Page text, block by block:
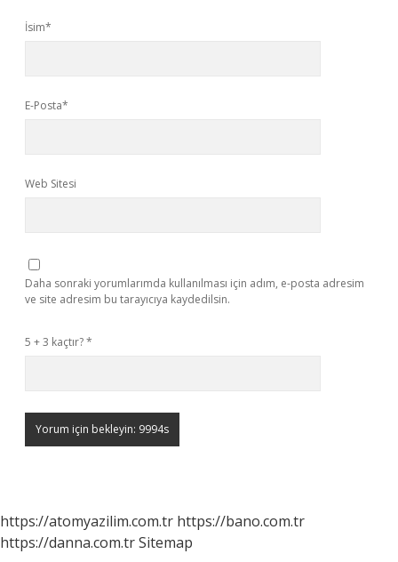
İsim*
E-Posta*
Web Sitesi
Daha sonraki yorumlarımda kullanılması için adım, e-posta adresim
ve site adresim bu tarayıcıya kaydedilsin.
5 + 3 kaçtır?*
https://atomyazilim.com.tr https://bano.com.tr
https://danna.com.trSitemap